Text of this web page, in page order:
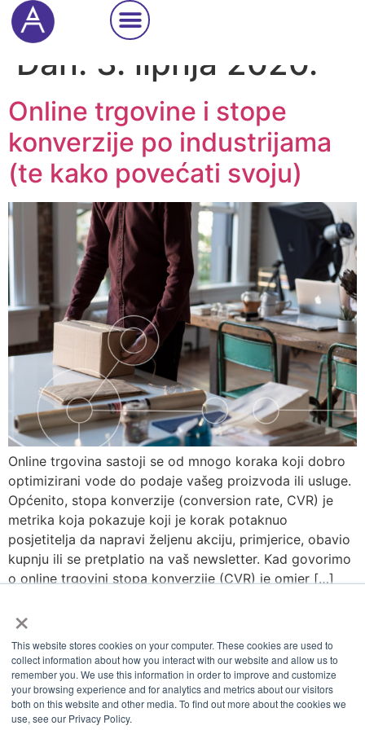
×
This website stores cookies on your computer. These cookies are used to
collect information about how you interact with our website and allow us to
remember you. We use this information in order to improve and customize
your browsing experience and for analytics and metrics about our visitors
both on this website and other media. To find out more about the cookies we
use, see our Privacy Policy.
Cookie Settings
Dan: 3. lipnja 2020.
Online trgovine i stope
konverzije po industrijama
(te kako povećati svoju)
Online trgovina sastoji se od mnogo koraka koji dobro
optimizirani vode do podaje vašeg proizvoda ili usluge.
Općenito, stopa konverzije (conversion rate, CVR) je
metrika koja pokazuje koji je korak potaknuo
posjetitelja da napravi željenu akciju, primjerice, obavio
kupnju ili se pretplatio na vaš newsletter. Kad govorimo
o online trgovini stopa konverzije (CVR) je omjer […]